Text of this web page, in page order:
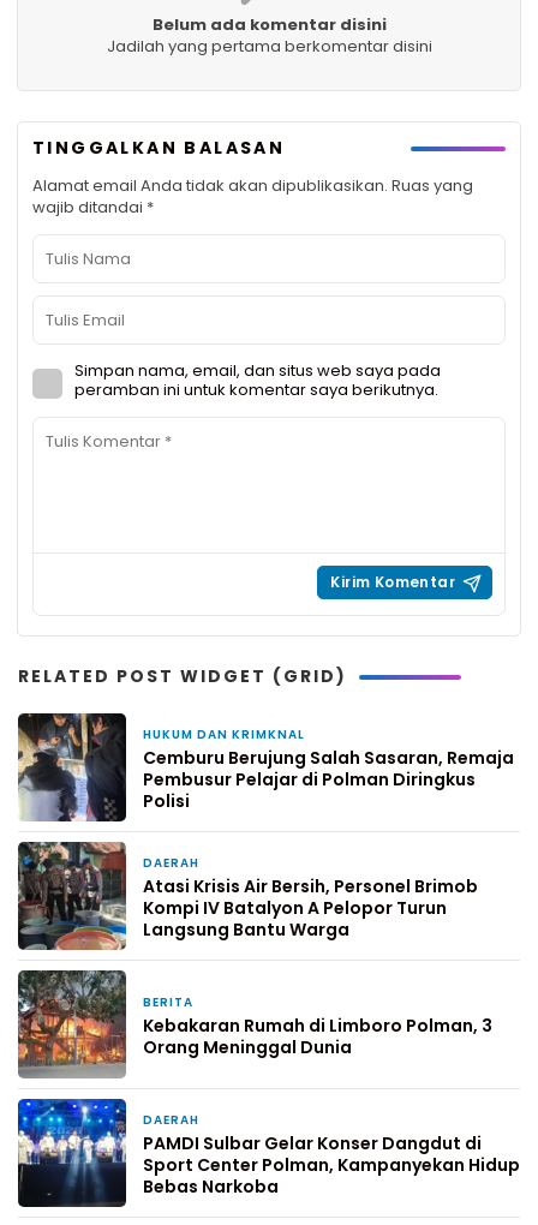
Belum ada komentar disini
Jadilah yang pertama berkomentar disini
TINGGALKAN BALASAN
Alamat email Anda tidak akan dipublikasikan. Ruas yang
wajib ditandai *
Simpan nama, email, dan situs web saya pada
peramban ini untuk komentar saya berikutnya.
RELATED POST WIDGET (GRID)
HUKUM DAN KRIMKNAL
Cemburu Berujung Salah Sasaran, Remaja
Pembusur Pelajar di Polman Diringkus
Polisi
DAERAH
Atasi Krisis Air Bersih, Personel Brimob
Kompi IV Batalyon A Pelopor Turun
Langsung Bantu Warga
BERITA
Kebakaran Rumah di Limboro Polman, 3
Orang Meninggal Dunia
DAERAH
PAMDI Sulbar Gelar Konser Dangdut di
Sport Center Polman, Kampanyekan Hidup
Bebas Narkoba